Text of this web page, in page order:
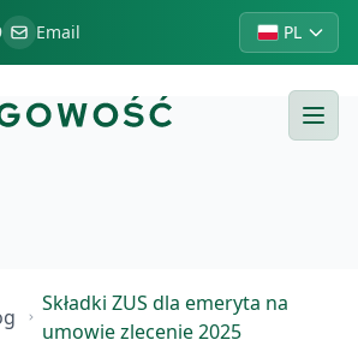
Email PL
Składki ZUS dla emeryta na
umowie zlecenie 2025